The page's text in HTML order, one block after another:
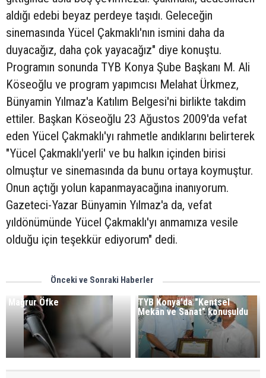
aldığı edebi beyaz perdeye taşıdı. Geleceğin
sinemasında Yücel Çakmaklı'nın ismini daha da
duyacağız, daha çok yayacağız" diye konuştu.
Programın sonunda TYB Konya Şube Başkanı M. Ali
Köseoğlu ve program yapımcısı Melahat Ürkmez,
Bünyamin Yılmaz'a Katılım Belgesi'ni birlikte takdim
ettiler. Başkan Köseoğlu 23 Ağustos 2009'da vefat
eden Yücel Çakmaklı'yı rahmetle andıklarını belirterek
"Yücel Çakmaklı'yerli' ve bu halkın içinden birisi
olmuştur ve sinemasında da bunu ortaya koymuştur.
Onun açtığı yolun kapanmayacağına inanıyorum.
Gazeteci-Yazar Bünyamin Yılmaz'a da, vefat
yıldönümünde Yücel Çakmaklı'yı anmamıza vesile
olduğu için teşekkür ediyorum" dedi.
Önceki ve Sonraki Haberler
Mağrur Öfke
TYB Konya'da "Kentsel
Mekân ve Sanat" konuşuldu